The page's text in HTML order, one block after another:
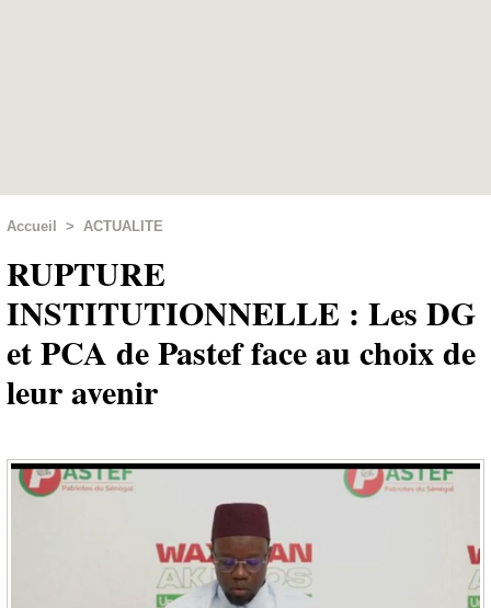
Accueil > ACTUALITE
RUPTURE
INSTITUTIONNELLE : Les DG
et PCA de Pastef face au choix de
leur avenir